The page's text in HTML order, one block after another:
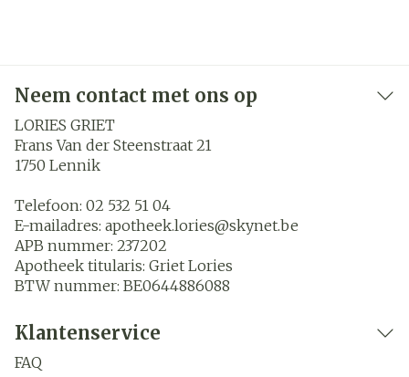
Neem contact met ons op
LORIES GRIET
Frans Van der Steenstraat 21
1750 Lennik
Telefoon: 02 532 51 04
E-mailadres: apotheek.lories@skynet.be
APB nummer: 237202
Apotheek titularis: Griet Lories
BTW nummer: BE0644886088
Klantenservice
FAQ